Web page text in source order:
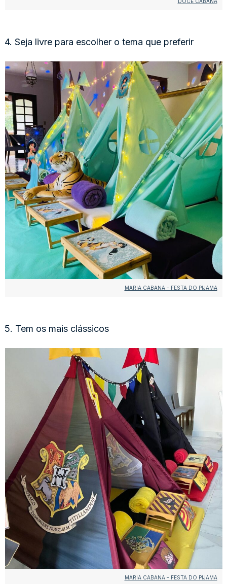
4. Seja livre para escolher o tema que preferir
MARIA CABANA – FESTA DO PIJAMA
5. Tem os mais clássicos
MARIA CABANA – FESTA DO PIJAMA